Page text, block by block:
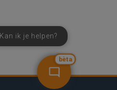
bèta
Kan ik je helpen?